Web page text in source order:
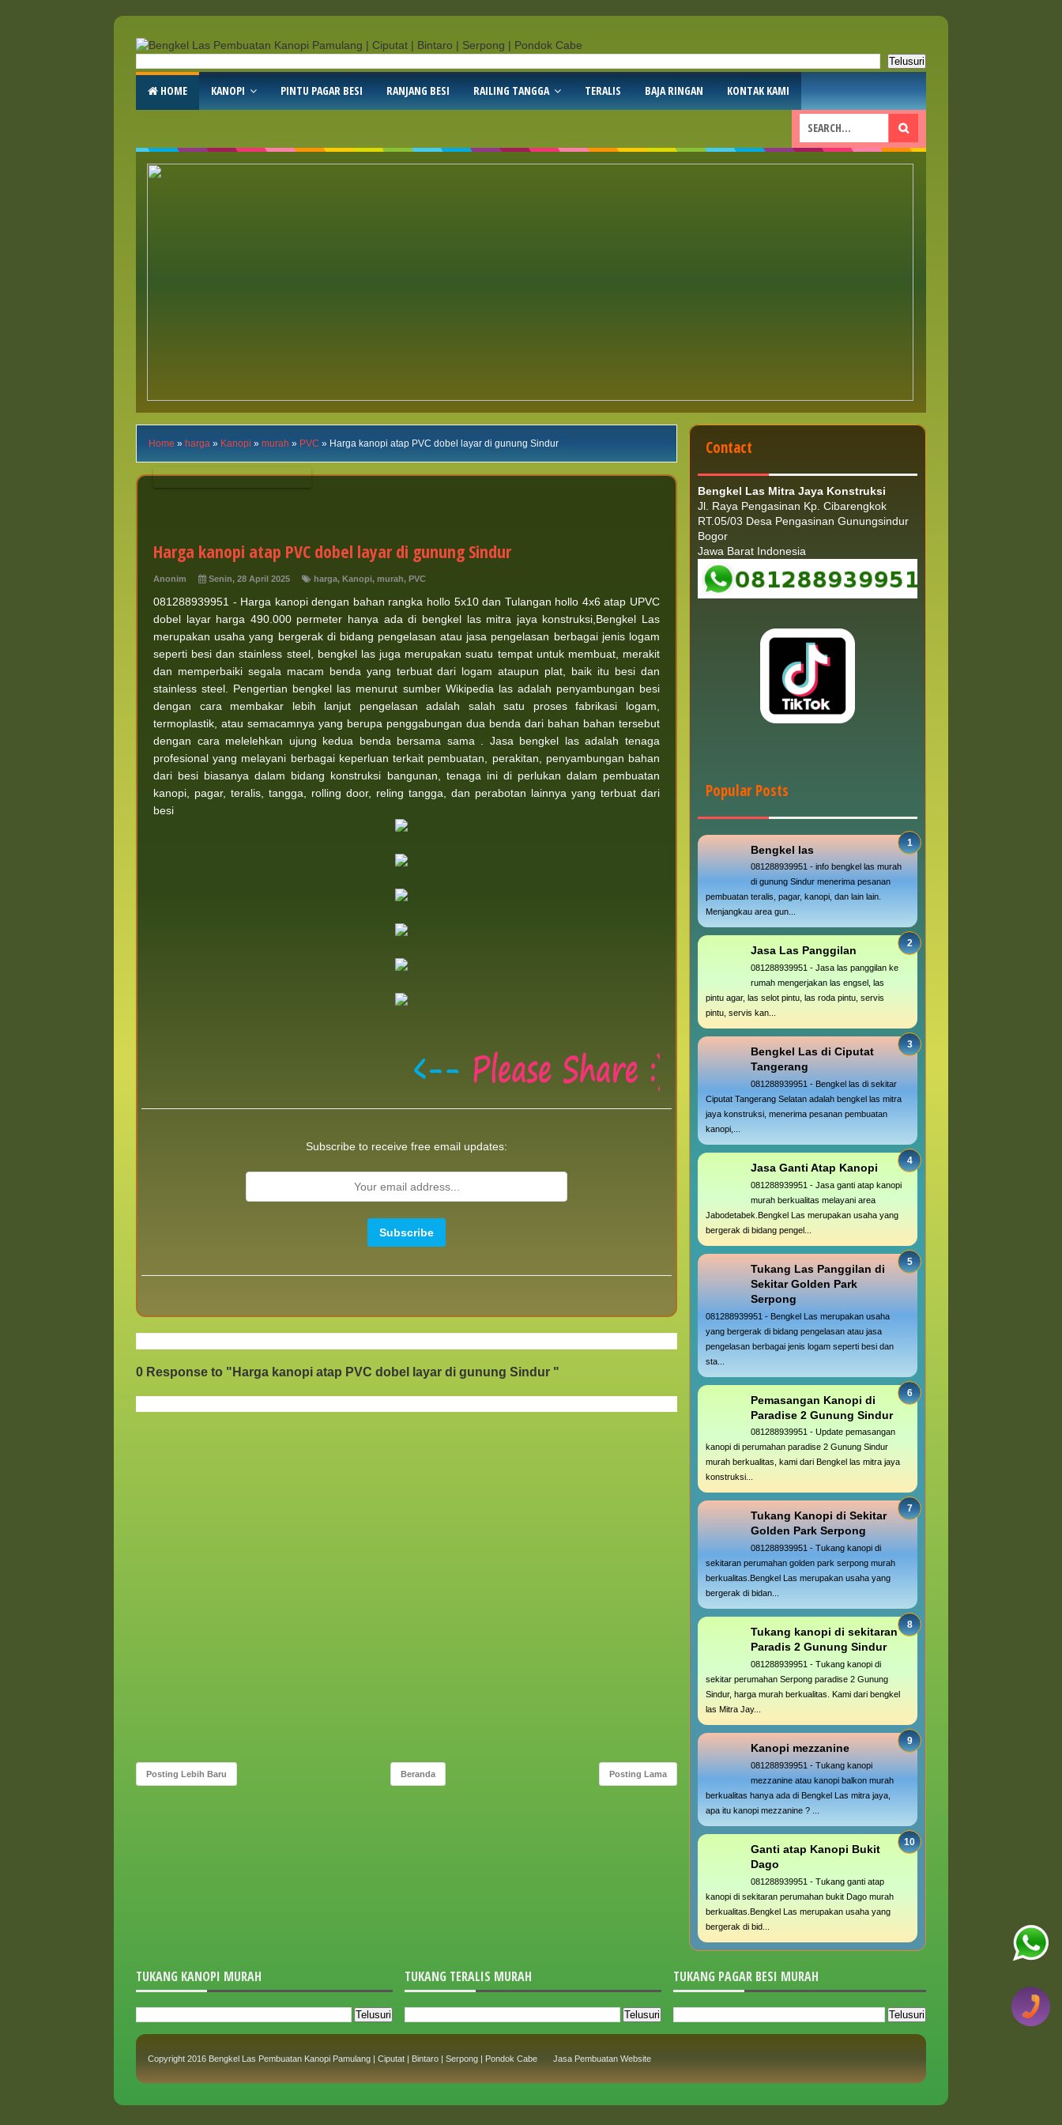
HOME KANOPI PINTU PAGAR BESI RANJANG BESI RAILING TANGGA TERALIS BAJA RINGAN KONTAK KAMI
Home » harga » Kanopi » murah » PVC » Harga kanopi atap PVC dobel layar di gunung Sindur
Harga kanopi atap PVC dobel layar di gunung Sindur
Anonim Senin, 28 April 2025 harga, Kanopi, murah, PVC
081288939951 - Harga kanopi dengan bahan rangka hollo 5x10 dan Tulangan hollo 4x6 atap UPVC
dobel layar harga 490.000 permeter hanya ada di bengkel las mitra jaya konstruksi,Bengkel Las
merupakan usaha yang bergerak di bidang pengelasan atau jasa pengelasan berbagai jenis logam
seperti besi dan stainless steel, bengkel las juga merupakan suatu tempat untuk membuat, merakit
dan memperbaiki segala macam benda yang terbuat dari logam ataupun plat, baik itu besi dan
stainless steel. Pengertian bengkel las menurut sumber Wikipedia las adalah penyambungan besi
dengan cara membakar lebih lanjut pengelasan adalah salah satu proses fabrikasi logam,
termoplastik, atau semacamnya yang berupa penggabungan dua benda dari bahan bahan tersebut
dengan cara melelehkan ujung kedua benda bersama sama . Jasa bengkel las adalah tenaga
profesional yang melayani berbagai keperluan terkait pembuatan, perakitan, penyambungan bahan
dari besi biasanya dalam bidang konstruksi bangunan, tenaga ini di perlukan dalam pembuatan
kanopi, pagar, teralis, tangga, rolling door, reling tangga, dan perabotan lainnya yang terbuat dari
besi
Subscribe to receive free email updates:
0 Response to "Harga kanopi atap PVC dobel layar di gunung Sindur "
Posting Lebih Baru Posting Lama
Beranda
Contact
Bengkel Las Mitra Jaya Konstruksi
Jl. Raya Pengasinan Kp. Cibarengkok
RT.05/03 Desa Pengasinan Gunungsindur
Bogor
Jawa Barat Indonesia
Popular Posts
Bengkel las
081288939951 - info bengkel las murah
di gunung Sindur menerima pesanan
pembuatan teralis, pagar, kanopi, dan lain lain.
Menjangkau area gun...
Jasa Las Panggilan
081288939951 - Jasa las panggilan ke
rumah mengerjakan las engsel, las
pintu agar, las selot pintu, las roda pintu, servis
pintu, servis kan...
Bengkel Las di Ciputat
Tangerang
081288939951 - Bengkel las di sekitar
Ciputat Tangerang Selatan adalah bengkel las mitra
jaya konstruksi, menerima pesanan pembuatan
kanopi,...
Jasa Ganti Atap Kanopi
081288939951 - Jasa ganti atap kanopi
murah berkualitas melayani area
Jabodetabek.Bengkel Las merupakan usaha yang
bergerak di bidang pengel...
Tukang Las Panggilan di
Sekitar Golden Park
Serpong
081288939951 - Bengkel Las merupakan usaha
yang bergerak di bidang pengelasan atau jasa
pengelasan berbagai jenis logam seperti besi dan
sta...
Pemasangan Kanopi di
Paradise 2 Gunung Sindur
081288939951 - Update pemasangan
kanopi di perumahan paradise 2 Gunung Sindur
murah berkualitas, kami dari Bengkel las mitra jaya
konstruksi...
Tukang Kanopi di Sekitar
Golden Park Serpong
081288939951 - Tukang kanopi di
sekitaran perumahan golden park serpong murah
berkualitas.Bengkel Las merupakan usaha yang
bergerak di bidan...
Tukang kanopi di sekitaran
Paradis 2 Gunung Sindur
081288939951 - Tukang kanopi di
sekitar perumahan Serpong paradise 2 Gunung
Sindur, harga murah berkualitas. Kami dari bengkel
las Mitra Jay...
Kanopi mezzanine
081288939951 - Tukang kanopi
mezzanine atau kanopi balkon murah
berkualitas hanya ada di Bengkel Las mitra jaya,
apa itu kanopi mezzanine ? ...
Ganti atap Kanopi Bukit
Dago
081288939951 - Tukang ganti atap
kanopi di sekitaran perumahan bukit Dago murah
berkualitas.Bengkel Las merupakan usaha yang
bergerak di bid...
TUKANG KANOPI MURAH TUKANG TERALIS MURAH TUKANG PAGAR BESI MURAH
Copyright 2016 Bengkel Las Pembuatan Kanopi Pamulang | Ciputat | Bintaro | Serpong | Pondok Cabe Jasa Pembuatan Website